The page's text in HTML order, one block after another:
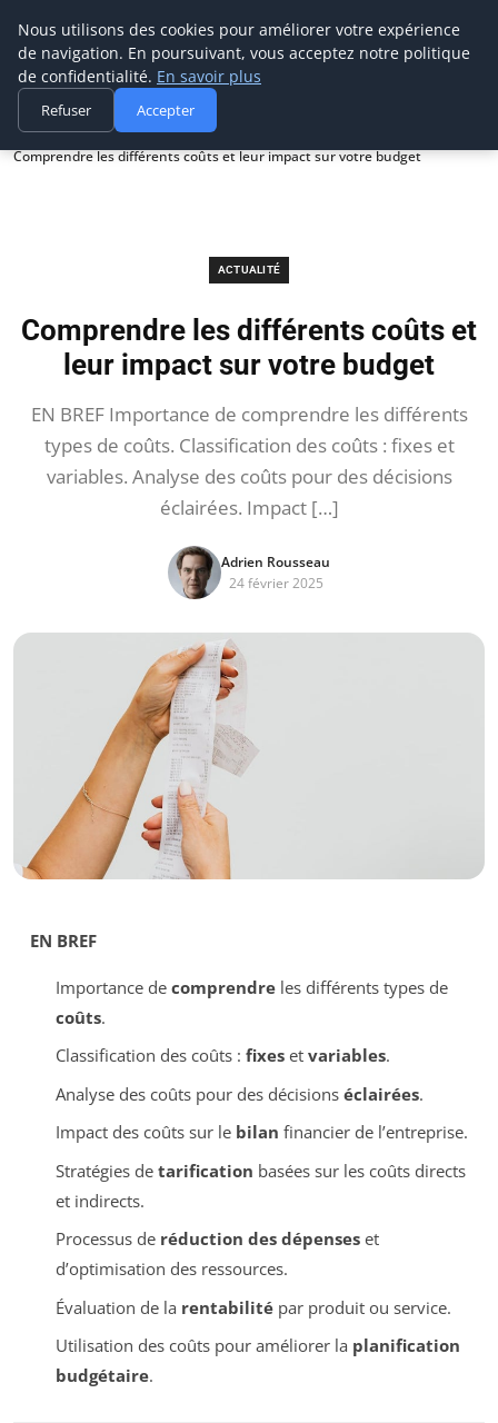
Prospection Pro
Accueil
Actualité
Comprendre les différents coûts et leur impact sur votre budget
ACTUALITÉ
Comprendre les différents coûts et
leur impact sur votre budget
EN BREF Importance de comprendre les différents
types de coûts. Classification des coûts : fixes et
variables. Analyse des coûts pour des décisions
éclairées. Impact […]
Adrien Rousseau
24 février 2025
EN BREF
Importance de comprendreles différents types de
coûts.
Classification des coûts : fixeset variables.
Analyse des coûts pour des décisions éclairées.
Impact des coûts sur le bilan financier de l’entreprise.
Stratégies de tarification basées sur les coûts directs
et indirects.
Processus de réduction des dépenseset
d’optimisation des ressources.
Évaluation de la rentabilitépar produit ou service.
Utilisation des coûts pour améliorer la planification
budgétaire.
Nous utilisons des cookies pour améliorer votre expérience
de navigation. En poursuivant, vous acceptez notre politique
de confidentialité. En savoir plus
Refuser Accepter